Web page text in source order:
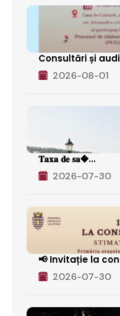
Consultări și
2026-08-01
𝐓𝐚𝐱𝐚 𝐝𝐞 𝐬𝐚�...
2026-07-30
📢 Invitație la
2026-07-30